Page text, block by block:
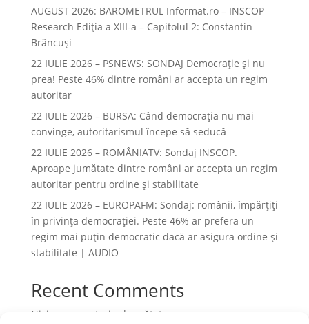
AUGUST 2026: BAROMETRUL Informat.ro – INSCOP
Research Ediția a XIII-a – Capitolul 2: Constantin
Brâncuși
22 IULIE 2026 – PSNEWS: SONDAJ Democrație și nu
prea! Peste 46% dintre români ar accepta un regim
autoritar
22 IULIE 2026 – BURSA: Când democraţia nu mai
convinge, autoritarismul începe să seducă
22 IULIE 2026 – ROMÂNIATV: Sondaj INSCOP.
Aproape jumătate dintre români ar accepta un regim
autoritar pentru ordine și stabilitate
22 IULIE 2026 – EUROPAFM: Sondaj: românii, împărțiți
în privința democrației. Peste 46% ar prefera un
regim mai puțin democratic dacă ar asigura ordine și
stabilitate | AUDIO
Recent Comments
Niciun comentariu de arătat.